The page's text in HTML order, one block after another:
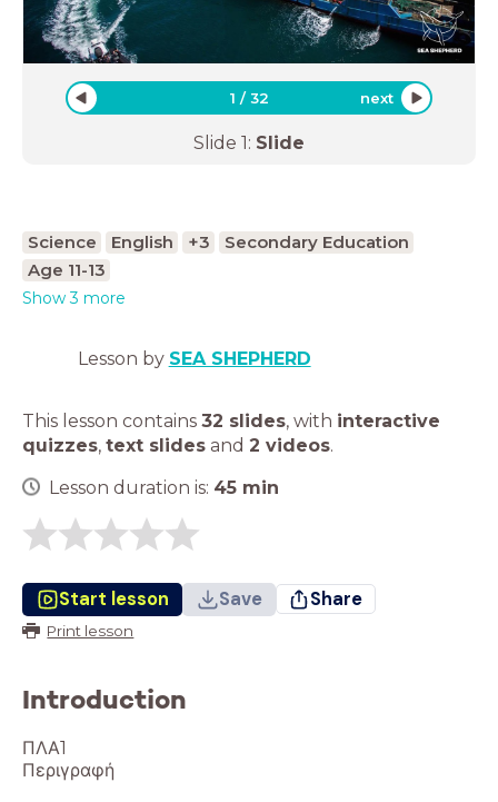
1 /32 next
Slide 1: Slide
Science English +3
Secondary Education
Age 11-13
Show 3 more
Lesson by SEA SHEPHERD
This lesson contains 32 slides, with interactive
quizzes, text slides and 2 videos.
Lesson duration is: 45 min
Start lesson Save Share
Print lesson
Introduction
ΠΛΑ1
Περιγραφή